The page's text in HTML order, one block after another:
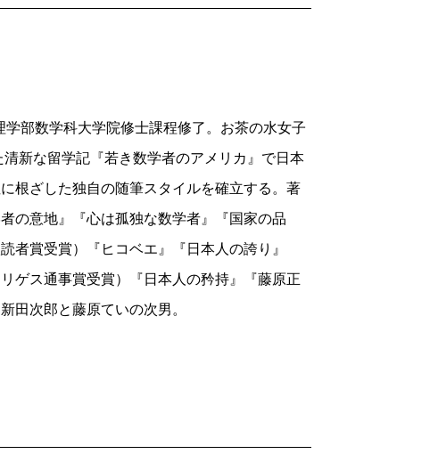
部数学科大学院修士課程修了。お茶の水女子
新な留学記『若き数学者のアメリカ』で日本
根ざした独自の随筆スタイルを確立する。著
の意地』『心は孤独な数学者』『国家の品
者賞受賞）『ヒコベエ』『日本人の誇り』
ゲス通事賞受賞）『日本人の矜持』『藤原正
田次郎と藤原ていの次男。